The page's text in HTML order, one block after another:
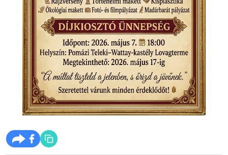
2026. ápr 27., hétfő
25/26